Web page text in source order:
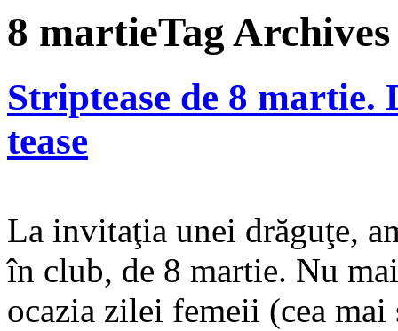
8 martieTag Archives
Striptease de 8
tease
La invitaţia unei drăguţe,
în club, de 8 martie. Nu
ocazia zilei femeii (cea